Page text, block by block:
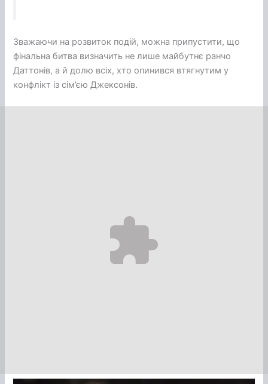
Зважаючи на розвиток подій, можна припустити, що
фінальна битва визначить не лише майбутнє ранчо
Даттонів, а й долю всіх, хто опинився втягнутим у
конфлікт із сім’єю Джексонів.